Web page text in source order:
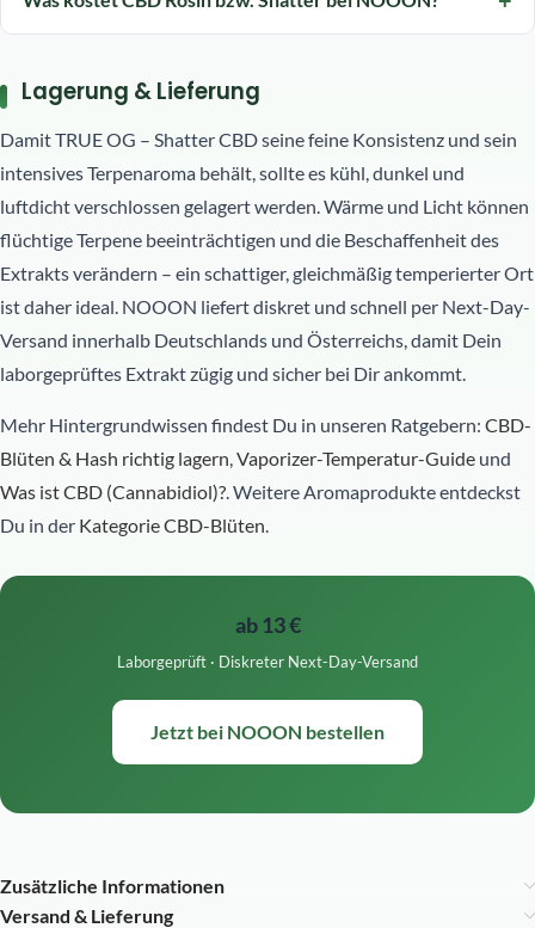
Lagerung & Lieferung
Damit TRUE OG – Shatter CBD seine feine Konsistenz und sein
intensives Terpenaroma behält, sollte es kühl, dunkel und
luftdicht verschlossen gelagert werden. Wärme und Licht können
flüchtige Terpene beeinträchtigen und die Beschaffenheit des
Extrakts verändern – ein schattiger, gleichmäßig temperierter Ort
ist daher ideal. NOOON liefert diskret und schnell per Next-Day-
Versand innerhalb Deutschlands und Österreichs, damit Dein
laborgeprüftes Extrakt zügig und sicher bei Dir ankommt.
Mehr Hintergrundwissen findest Du in unseren Ratgebern: CBD-
Blüten & Hash richtig lagern,Vaporizer-Temperatur-Guide und
Was ist CBD (Cannabidiol)?. Weitere Aromaprodukte entdeckst
Du in der Kategorie CBD-Blüten.
ab 13 €
Laborgeprüft · Diskreter Next-Day-Versand
Jetzt bei NOOON bestellen
Zusätzliche Informationen
Versand & Lieferung